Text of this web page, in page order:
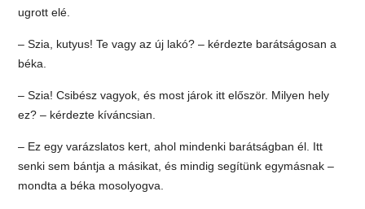
ugrott elé.
– Szia, kutyus! Te vagy az új lakó? – kérdezte barátságosan a
béka.
– Szia! Csibész vagyok, és most járok itt először. Milyen hely
ez? – kérdezte kíváncsian.
– Ez egy varázslatos kert, ahol mindenki barátságban él. Itt
senki sem bántja a másikat, és mindig segítünk egymásnak –
mondta a béka mosolyogva.